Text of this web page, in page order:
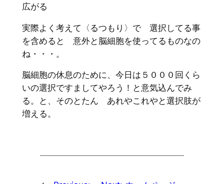
広がる
実際よく考えて〈るつもり〉で 選択してる事
を含めると 意外と脳細胞を使ってるものなの
ね・・・。
脳細胞の休息のために、今日は５０００回くら
いの選択ですましてやろう！と意気込んでみ
る。と、そのとたん あれやこれやと選択肢が
増える。